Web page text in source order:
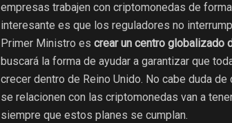
empresas trabajen con criptomonedas de
interesante es que los reguladores no
Primer Ministro es crear un centro globalizado
buscará la forma de ayudar a garantizar que
crecer dentro de Reino Unido. No cabe duda
se relacionen con las criptomonedas van a
siempre que estos planes se cumplan.